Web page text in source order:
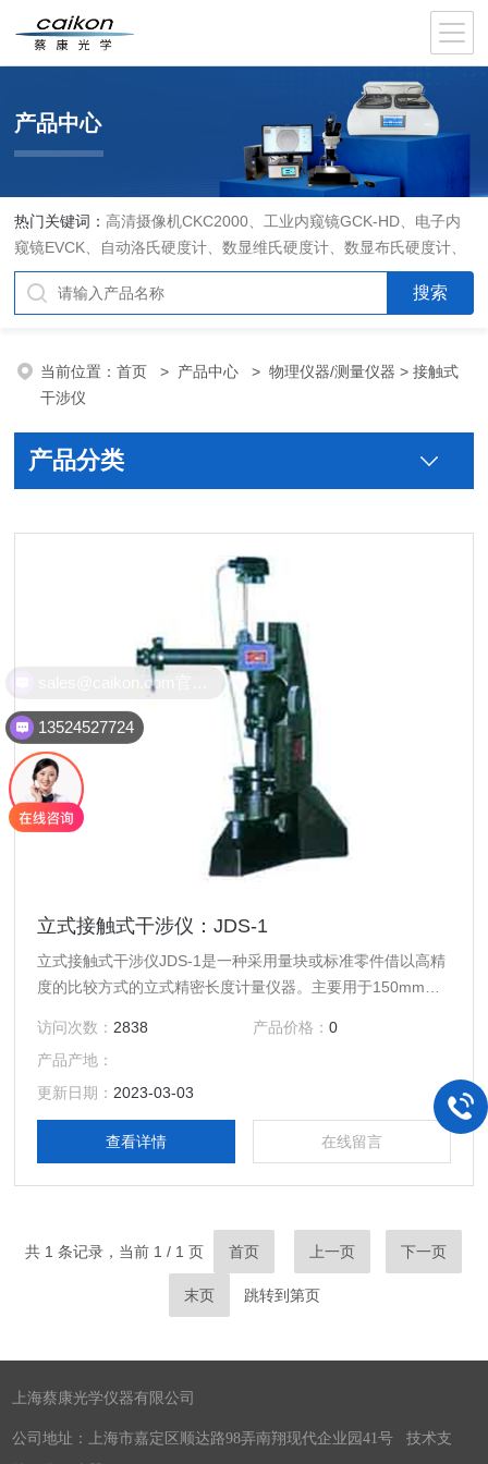
产品中心
热门关键词： 高清摄像机CKC2000、工业内窥镜GCK-HD、电子内
窥镜EVCK、自动洛氏硬度计、数显维氏硬度计、数显布氏硬度计、
数显维氏硬度计、液晶自动淬火试验机CK-IV-2、倒置金相显微镜
DMM-480C、透反射偏光显微镜XPF-550C、倒置生物显微镜XDS-
1、自动金相磨抛机YMPZ-2、金相磨平机MPJ-25
当前位置：首页 > 产品中心 >物理仪器/测量仪器 > 接触式
干涉仪
产品分类
立式接触式干涉仪：JDS-1
立式接触式干涉仪JDS-1是一种采用量块或标准零件借以高精
度的比较方式的立式精密长度计量仪器。主要用于150mm以
计量室的基本长度计量仪器之一。
访问次数： 2838 产品价格： 0
产品产地：
更新日期： 2023-03-03
查看详情 在线留言
共 1 条记录，当前 1 / 1 页 首页 上一页 下一页
末页 跳转到第页
上海蔡康光学仪器有限公司
公司地址：上海市嘉定区顺达路98弄南翔现代企业园41号 技术支
13524527724